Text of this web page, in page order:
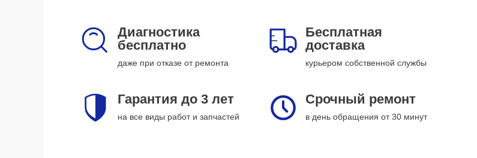
Диагностика
бесплатно
даже при отказе от ремонта
Бесплатная
доставка
курьером собственной службы
Гарантия до 3 лет
на все виды работ и запчастей
Срочный ремонт
в день обращения от 30 минут